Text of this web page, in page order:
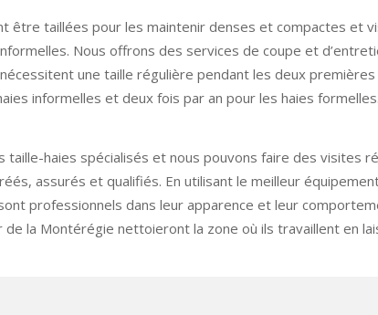
être taillées pour les maintenir denses et compactes et
Nous offrons des services de coupe et
une taille régulière pendant les deux
informelles et deux fois par an pour les haies
taille-haies spécialisés et nous pouvons faire des visites
assurés et qualifiés. En utilisant le meilleur
professionnels dans leur apparence et leur
de la Montérégie nettoieront la zone où ils travaillent en